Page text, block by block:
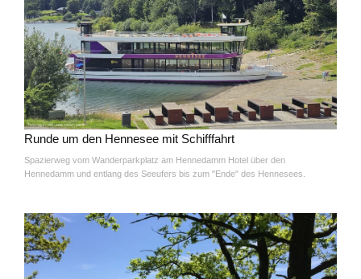
Runde um den Hennesee mit Schifffahrt
Spazierweg vom Wanderparkplatz am Hennedamm Hotel über den
Hennedamm und entlang des Seeufers bis zum "Ende" des Hennesees.